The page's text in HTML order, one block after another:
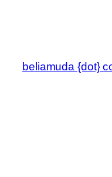
beliamuda {dot}